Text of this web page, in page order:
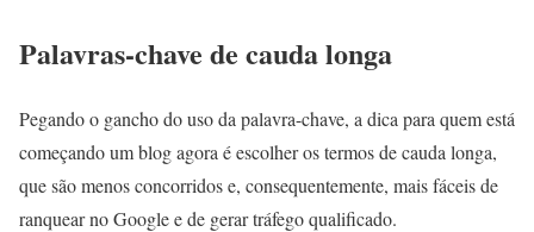
Palavras-chave de cauda longa
Pegando o gancho do uso da palavra-chave, a dica para quem está
começando um blog agora é escolher os termos de cauda longa,
que são menos concorridos e, consequentemente, mais fáceis de
ranquear no Google e de gerar tráfego qualificado.